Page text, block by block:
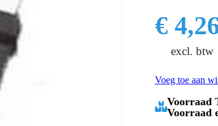
€
excl. btw
Voeg toe aan
Voorraad
Voorraad